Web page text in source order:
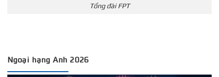
Tổng đài FPT
Ngoại hạng Anh 2026